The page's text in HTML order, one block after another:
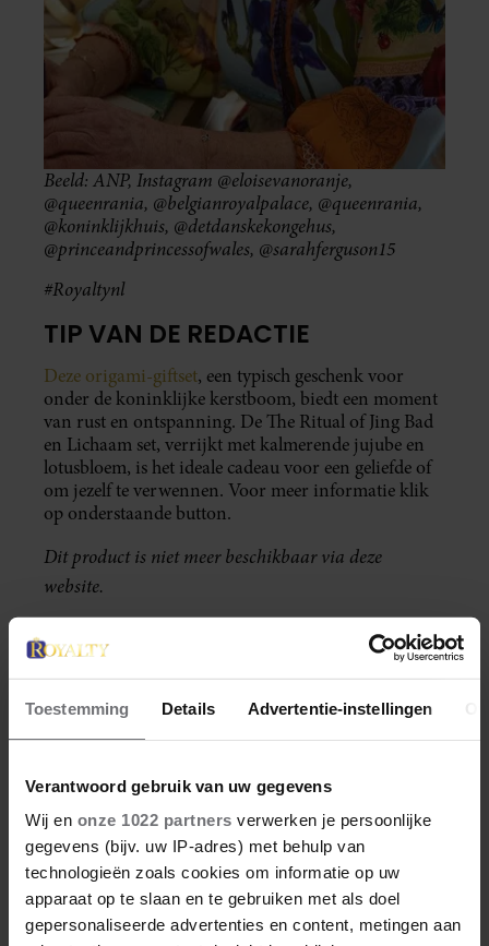
Toestemming Details Advertentie-instellingen
Verantwoord gebruik van uw gegevens
Wij en onze 1022 partners verwerken je persoonlijke
gegevens (bijv. uw IP-adres) met behulp van
technologieën zoals cookies om informatie op uw
apparaat op te slaan en te gebruiken met als doel
gepersonaliseerde advertenties en content, metingen aan
Beeld: ANP, Instagram @eloisevanoranje,
@queenrania, @belgianroyalpalace, @queenrania,
@koninklijkhuis, @detdanskekongehus,
@princeandprincessofwales, @sarahferguson15
#Royaltynl
TIP VAN DE REDACTIE
Deze origami-giftset, een typisch geschenk voor
onder de koninklijke kerstboom, biedt een moment
van rust en ontspanning. De The Ritual of Jing Bad
en Lichaam set, verrijkt met kalmerende jujube en
lotusbloem, is het ideale cadeau voor een geliefde of
om jezelf te verwennen. Voor meer informatie klik
op onderstaande button.
Dit product is niet meer beschikbaar via deze
website.
DEEL DIT ARTIKEL OP SOCIAL
MEDIA!